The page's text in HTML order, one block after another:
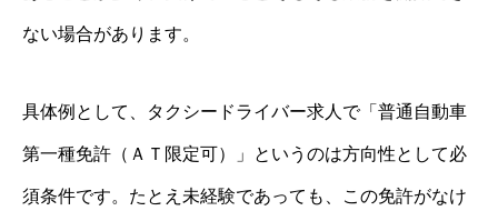
ない場合があります。
具体例として、タクシードライバー求人で「普通自動車
第一種免許（ＡＴ限定可）」というのは方向性として必
須条件です。たとえ未経験であっても、この免許がなけ